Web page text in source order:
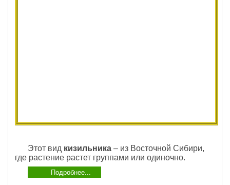
Этот вид кизильника – из Восточной Сибири,
где растение растет группами или одиночно.
Подробнее...